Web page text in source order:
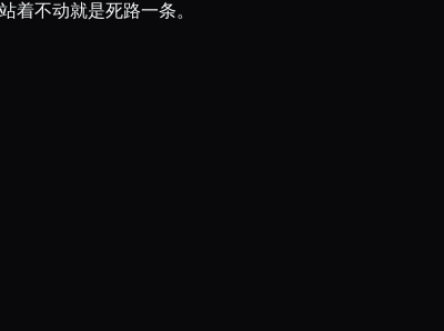
着不动就是死路一条。